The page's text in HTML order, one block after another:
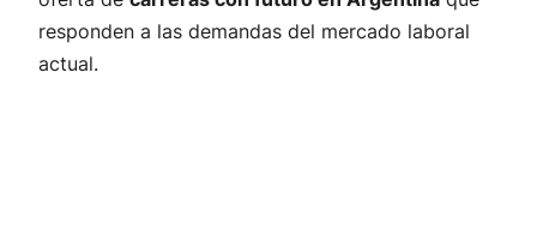
responden a las demandas del mercado laboral
actual.